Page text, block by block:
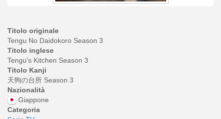
Titolo originale
Tengu No Daidokoro Season 3
Titolo inglese
Tengu's Kitchen Season 3
Titolo Kanji
天狗の台所 Season 3
Nazionalità
Giappone
Categoria